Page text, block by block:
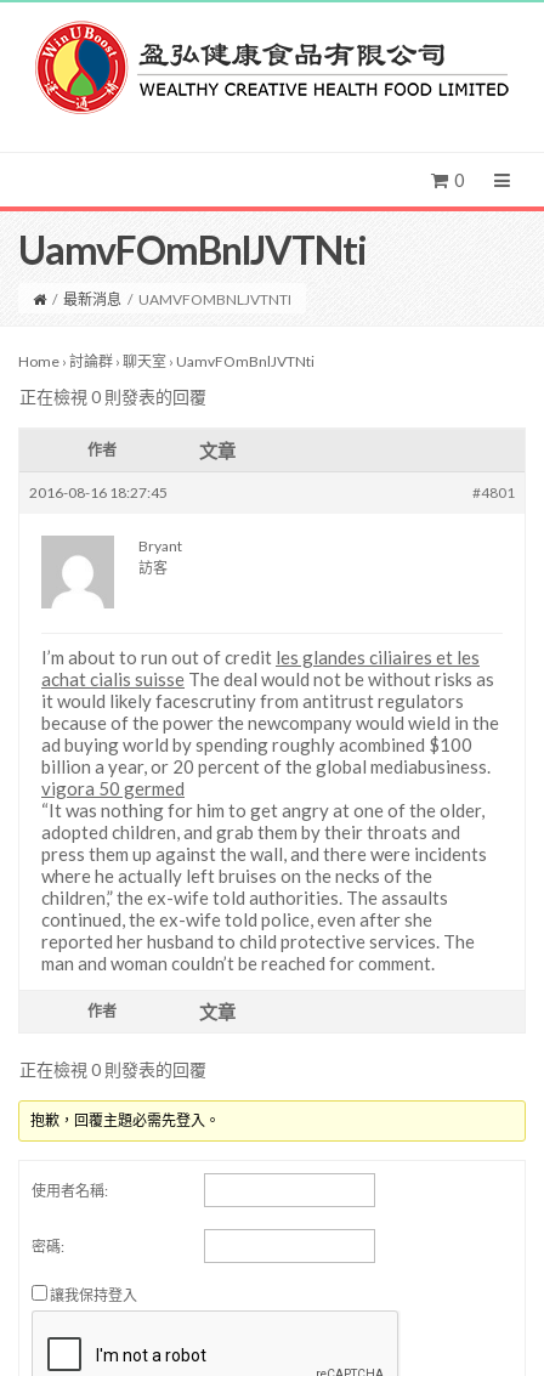
0
UamvFOmBnlJVTNti
/ 最新消息 / UAMVFOMBNLJVTNTI
Home › 討論群 › 聊天室 › UamvFOmBnlJVTNti
正在檢視 0 則發表的回覆
作者 文章
2016-08-16 18:27:45 #4801
Bryant
訪客
I’m about to run out of credit les glandes ciliaires et les
achat cialis suisse The deal would not be without risks as
it would likely facescrutiny from antitrust regulators
because of the power the newcompany would wield in the
ad buying world by spending roughly acombined $100
billion a year, or 20 percent of the global mediabusiness.
vigora 50 germed
“It was nothing for him to get angry at one of the older,
adopted children, and grab them by their throats and
press them up against the wall, and there were incidents
where he actually left bruises on the necks of the
children,” the ex-wife told authorities. The assaults
continued, the ex-wife told police, even after she
reported her husband to child protective services. The
man and woman couldn’t be reached for comment.
作者 文章
正在檢視 0 則發表的回覆
抱歉，回覆主題必需先登入。
使用者名稱:
密碼:
讓我保持登入